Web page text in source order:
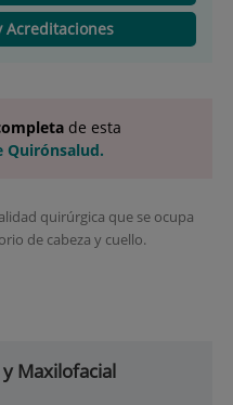
Acreditaciones
de esta
Quirónsalud.
quirúrgica que se ocupa
de cabeza y cuello.
Maxilofacial